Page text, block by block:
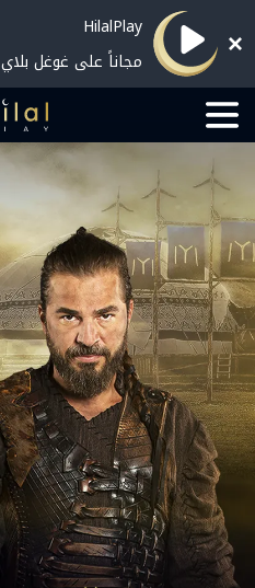
HilalPlay
مجاناً على غوغل بلاي